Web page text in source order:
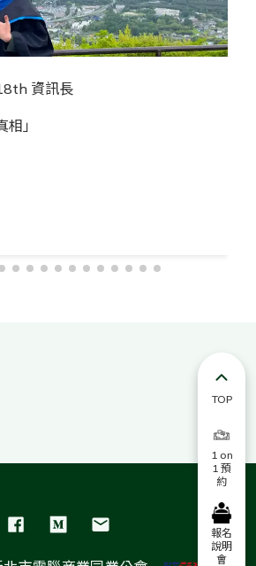
資訊長
」
TOP
1 on
1 預
約
報名
說明
會